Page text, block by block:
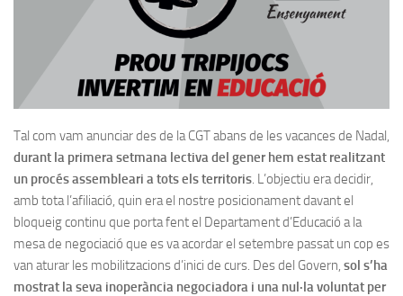
Tal com vam anunciar des de la CGT abans de les vacances de Nadal,
durant la primera setmana lectiva del gener hem estat realitzant
un procés assembleari a tots els territoris. L’objectiu era decidir,
amb tota l’afiliació, quin era el nostre posicionament davant el
bloqueig continu que porta fent el Departament d’Educació a la
mesa de negociació que es va acordar el setembre passat un cop es
van aturar les mobilitzacions d’inici de curs. Des del Govern, sol s’ha
mostrat la seva inoperància negociadora i una nul·la voluntat per